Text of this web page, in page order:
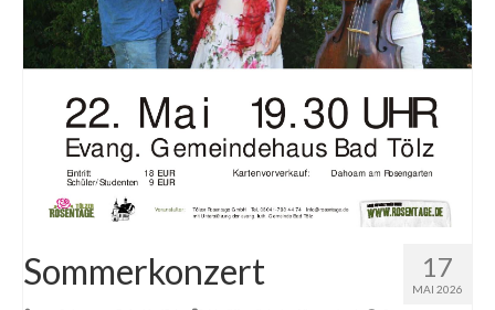
17
MAI 2026
Sommerkonzert